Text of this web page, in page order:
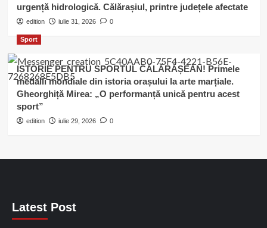
urgență hidrologică. Călărașiul, printre județele afectate
edition iulie 31, 2026 0
Sport
ISTORIE PENTRU SPORTUL CĂLĂRĂȘEAN! Primele
medalii mondiale din istoria orașului la arte marțiale.
Gheorghiță Mirea: „O performanță unică pentru acest
sport”
edition iulie 29, 2026 0
Latest Post